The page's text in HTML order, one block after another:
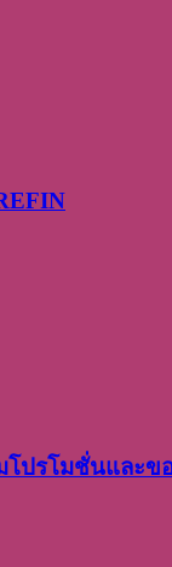
ปรโมชั่นและข